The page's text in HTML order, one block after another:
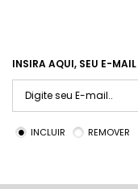
INSIRA AQUI, SEU E-
INCLUIR REMOVER